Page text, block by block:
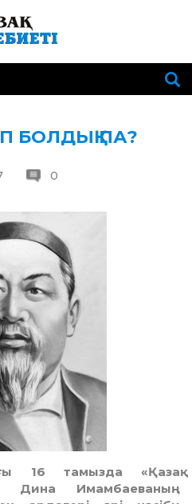
БОЛДЫҚ ПА?
0
16 тамызда «Қазақ
Дина Имамбаеваның